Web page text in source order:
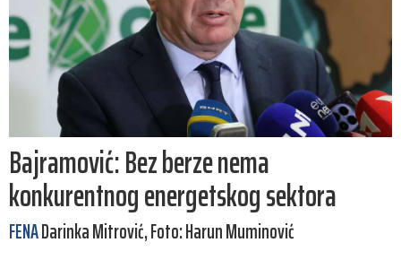
Bajramović: Bez berze nema
konkurentnog energetskog sektora
FENADarinka Mitrović, Foto: Harun Muminović